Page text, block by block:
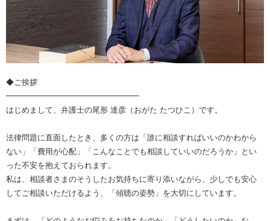
◆ご挨拶
━━━━━━━━━━━━━━━━━
はじめまして、弁護士の尾形 達彦（おがた たつひこ）です。
法律問題に直面したとき、多くの方は「誰に相談すればいいのかわから
ない」「費用が心配」「こんなことでも相談していいのだろうか」とい
った不安を抱えておられます。
私は、相談者さまのそうしたお気持ちに寄り添いながら、少しでも安心
してご相談いただけるよう、「傾聴の姿勢」を大切にしています。